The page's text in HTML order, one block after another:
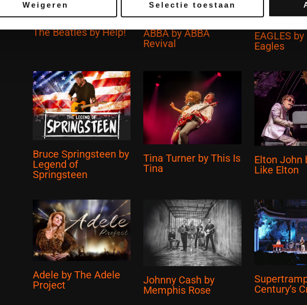
Weigeren Selectie toestaan
The Beatles by Help!
ABBA by ABBA
Revival
EAGLES
Eagles
Bruce Springsteen by
Legend of
Springsteen
Tina Turner by This Is
Tina
Elton John
Like Elton
Adele by The Adele
Project
Johnny Cash by
Memphis Rose
Century’s